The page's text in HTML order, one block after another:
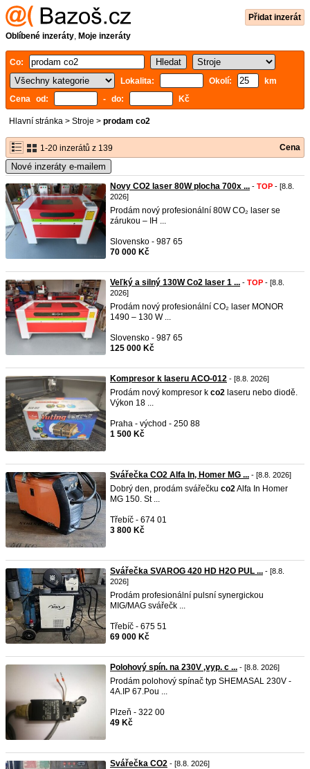
Přidat inzerát
Oblíbené inzeráty, Moje inzeráty
Co:
Lokalita:
Okolí:
km
Cena od:
- do: Kč
Hlavní stránka > Stroje > prodam co2
1-20 inzerátů z 139 Cena
Nové inzeráty e-mailem
Novy CO2 laser 80W plocha 700x ... - TOP - [8.8.
2026]
Prodám nový profesionální 80W CO₂ laser se
zárukou – IH ...
Slovensko - 987 65
70 000 Kč
Veľký a silný 130W Co2 laser 1 ... - TOP - [8.8.
2026]
Prodám nový profesionální CO₂ laser MONOR
1490 – 130 W ...
Slovensko - 987 65
125 000 Kč
Kompresor k laseru ACO-012 - [8.8. 2026]
Prodám nový kompresor k co2 laseru nebo diodě.
Výkon 18 ...
Praha - východ - 250 88
1 500 Kč
Svářečka CO2 Alfa In, Homer MG ... - [8.8. 2026]
Dobrý den, prodám svářečku co2Alfa In Homer
MG 150. St ...
Třebíč - 674 01
3 800 Kč
Svářečka SVAROG 420 HD H2O PUL ... - [8.8.
2026]
Prodám profesionální pulsní synergickou
MIG/MAG svářečk ...
Třebíč - 675 51
69 000 Kč
Polohový spín. na 230V ,vyp. c ... - [8.8. 2026]
Prodám polohový spínač typ SHEMASAL 230V -
4A.IP 67.Pou ...
Plzeň - 322 00
49 Kč
Svářečka CO2 - [8.8. 2026]